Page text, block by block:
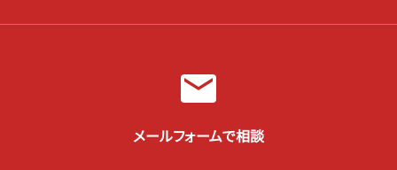
メールフォームで相談